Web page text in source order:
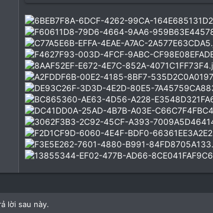
lời sau này.